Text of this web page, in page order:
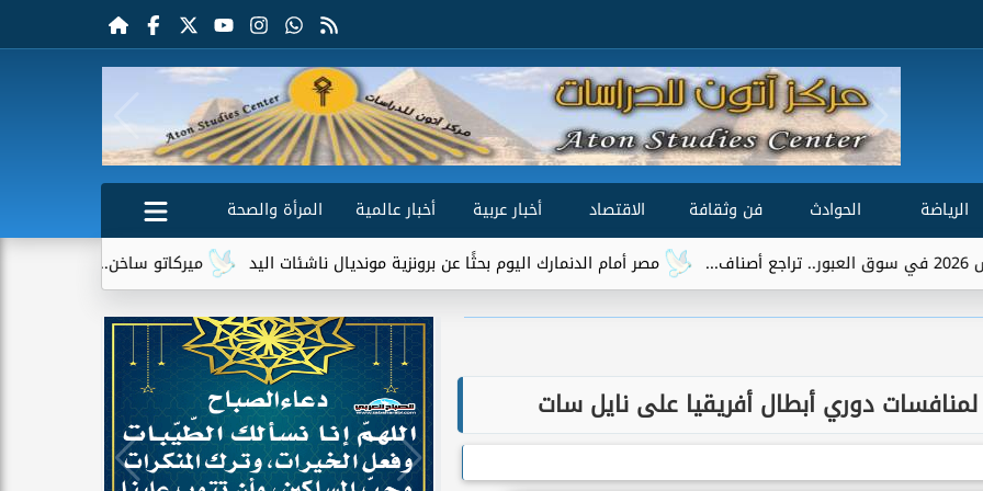
الرياضة الحوادث فن وثقافة الاقتصاد أخبار عربية أخبار عالمية
المرأة والصحة
ميركاتو ساخن.. 4 نجوم عرب يترقبون حسم مستقبلهم بين أوروبا والخليج
مصر أمام الدنمارك اليوم بحثًا عن برونزية مونديال ناشئات اليد
لمنافسات دوري أبطال أفريقيا على نايل سات